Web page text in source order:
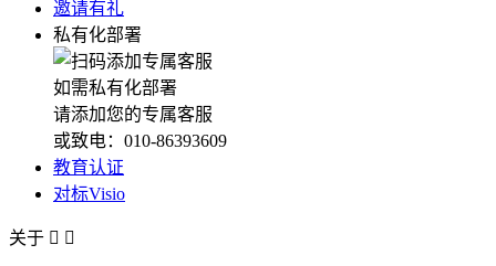
邀请有礼
私有化部署
如需私有化部署
请添加您的专属客服
或致电：010-86393609
教育认证
对标Visio
关于  